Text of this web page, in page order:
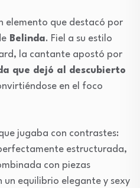
elemento que destacó por
Belinda. Fiel a su estilo
la cantante apostó por
que dejó al descubierto
en el foco
jugaba con contrastes:
estructurada,
con piezas
equilibrio elegante y sexy